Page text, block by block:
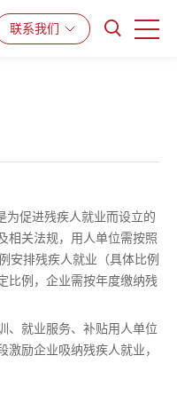
解决方案 资源中心
联系我们
为促进残疾人就业而设立的
相关法规，用人单位需按照
安排残疾人就业（具体比例
比例，企业需按年度缴纳残
、就业服务、补贴用人单位
励企业吸纳残疾人就业，